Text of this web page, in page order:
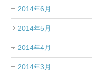
2014年6月
2014年5月
2014年4月
2014年3月